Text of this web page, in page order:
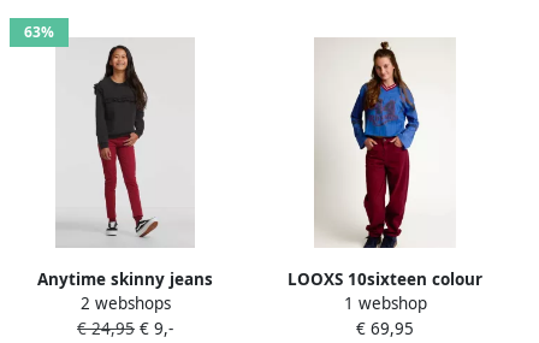
63%
Anytime skinny jeans
donkerrood Meisjes
Stretchdenim 104
2 webshops
€ 24,95 € 9,-
LOOXS 10sixteen colour
barrel jeans met
borduursels donkerrood
1 webshop
€ 69,95